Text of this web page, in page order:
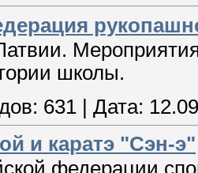
школы.
631 | Дата:
и каратэ "Сэн-э"